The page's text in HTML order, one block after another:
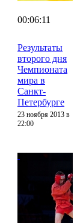
00:06:11
Результаты
второго дня
Чемпионата
мира в
Санкт-
Петербурге
23 ноября 2013 в
22:00